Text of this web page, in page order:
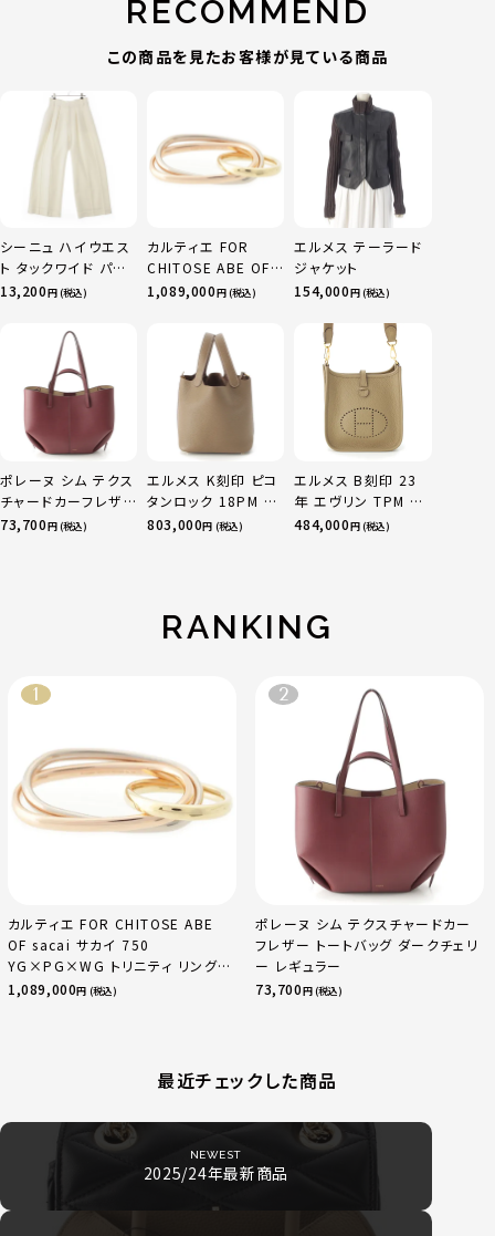
RECOMMEND
この商品を見たお客様が見ている商品
シーニュ ハイウエス
ト タックワイド パン
ツ ボトムス オフホワ
13,200円 (税込)
カルティエ FOR
CHITOSE ABE OF
sacai サカイ 750
ニティ リング 指輪 マ
ルチカラー 50 51
52 24.9g
1,089,000円 (税込)
エルメス テーラード
ジャケット
154,000円 (税込)
ポレーヌ シム テクス
チャードカーフレザ
ー トートバッグ ダー
73,700円 (税込)
エルメス K刻印 ピコ
タンロック 18PM ト
リヨン ハンドバッグ
803,000円 (税込)
エルメス B刻印 23
年 エヴリン TPM 16
アマゾン トリヨンク
484,000円 (税込)
RANKING
カルティエ FOR CHITOSE ABE
OF sacai サカイ 750
YG×PG×WG トリニティ リング
指輪 マルチカラー 50 51 52
1,089,000円 (税込)
ポレーヌ シム テクスチャードカー
フレザー トートバッグ ダークチェリ
ー レギュラー
73,700円 (税込)
最近チェックした商品
NEWEST
2025/24年最新商品